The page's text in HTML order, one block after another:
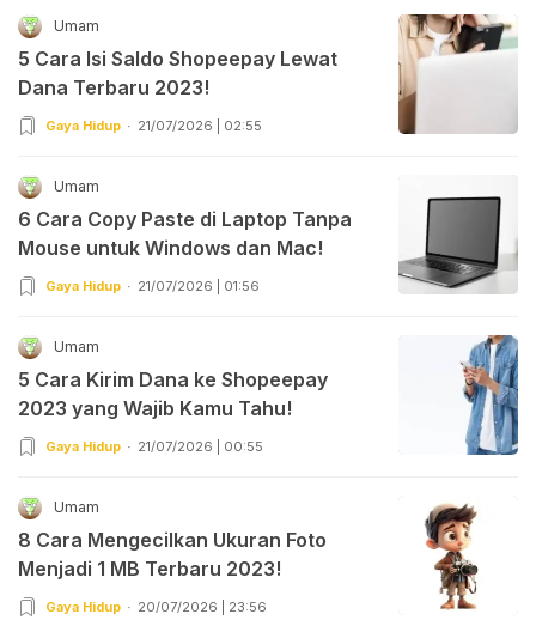
Umam
5 Cara Isi Saldo Shopeepay Lewat
Dana Terbaru 2023!
Gaya Hidup 21/07/2026 | 02:55
Umam
6 Cara Copy Paste di Laptop Tanpa
Mouse untuk Windows dan Mac!
Gaya Hidup 21/07/2026 | 01:56
Umam
5 Cara Kirim Dana ke Shopeepay
2023 yang Wajib Kamu Tahu!
Gaya Hidup 21/07/2026 | 00:55
Umam
8 Cara Mengecilkan Ukuran Foto
Menjadi 1 MB Terbaru 2023!
Gaya Hidup 20/07/2026 | 23:56